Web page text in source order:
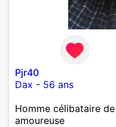
Pjr40
Dax - 56 ans
Homme célibataire
amoureuse